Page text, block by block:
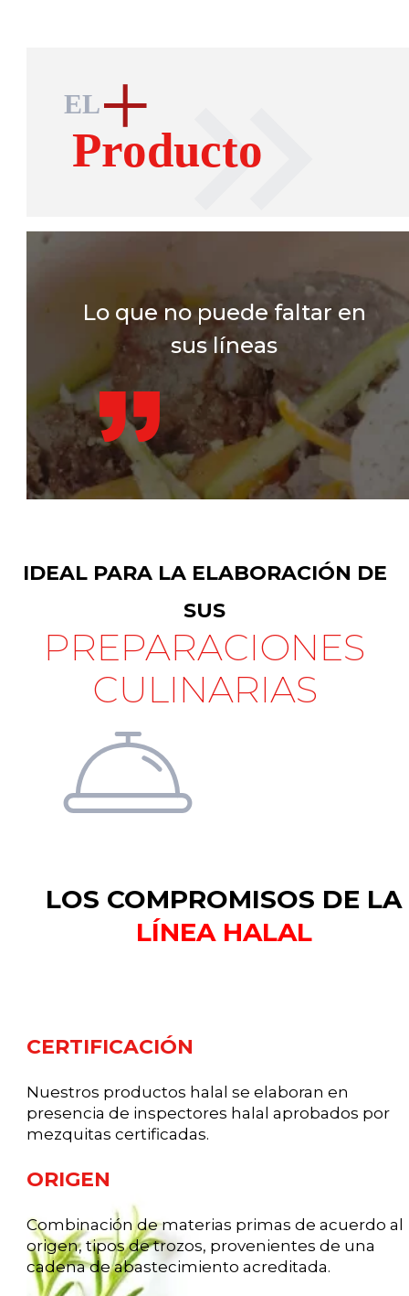
Lo que no puede faltar en
sus líneas
IDEAL PARA LA ELABORACIÓN DE
SUS
PREPARACIONES
CULINARIAS
LOS COMPROMISOS DE LA
LÍNEA HALAL
CERTIFICACIÓN
Nuestros productos halal se elaboran en
presencia de inspectores halal aprobados por
mezquitas certificadas.
ORIGEN
Combinación de materias primas de acuerdo al
origen, tipos de trozos, provenientes de una
cadena de abastecimiento acreditada.